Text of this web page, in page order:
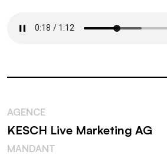
AGENCE
KESCH Live Marketing AG
MANDANT